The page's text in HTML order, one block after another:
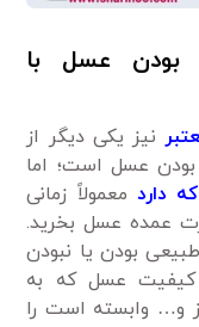
عسل با
نیز یکی دیگر از
عسل است؛ اما
دارد معمولاً زمانی
عمده عسل بخرید.
بودن یا نبودن
کیفیت عسل که به
و… وابسته است را